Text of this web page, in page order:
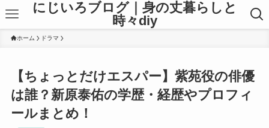
にじいろブログ｜身の丈暮らしと
時々diy
ホーム ドラマ
【ちょっとだけエスパー】紫苑役の俳優
は誰？新原泰佑の学歴・経歴やプロフィ
ールまとめ！